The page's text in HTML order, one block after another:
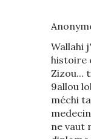
Wallahi
histoire
Zizou...
9allou
méchi
ne vaut